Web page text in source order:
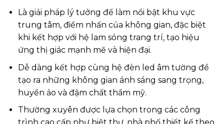
Là giải pháp lý tưởng để làm nổi bật khu vực
trung tâm, điểm nhấn của không gian, đặc biệt
khi kết hợp với hệ lam sóng trang trí, tạo hiệu
ứng thị giác mạnh mẽ và hiện đại.
Dễ dàng kết hợp cùng hệ đèn led âm tường để
tạo ra những không gian ánh sáng sang trọng,
huyền ảo và đậm chất thẩm mỹ.
Thường xuyên được lựa chọn trong các công